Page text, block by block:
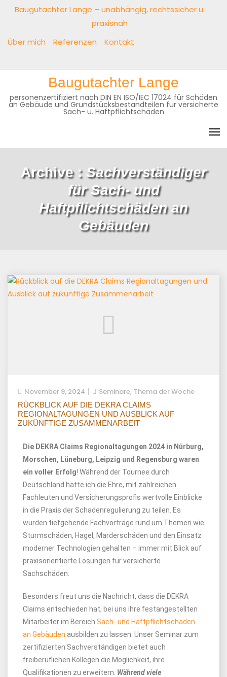
Baugutachter Lange – unabhängig, rechtssicher u.
praxisnah
Über mich
Referenzen Kontakt
Baugutachter Lange
personenzertifiziert nach DIN EN ISO/IEC 17024 für Schäden
an Gebäude und Grundstücksbestandteilen für versicherte
Sach- u. Haftpflichtschäden
Archive : Sachverständiger
für Sach- und
Haftpflichtschäden an
Gebäuden
November 9, 2024 Seminare, Thema der Woche
RÜCKBLICK AUF DIE DEKRA CLAIMS
REGIONALTAGUNGEN UND AUSBLICK AUF
ZUKÜNFTIGE ZUSAMMENARBEIT
Die DEKRA Claims Regionaltagungen 2024 in Nürburg,
Morschen, Lüneburg, Leipzig und Regensburg waren
ein voller Erfolg! Während der Tournee durch
Deutschland hatte ich die Ehre, mit zahlreichen
Fachleuten und Versicherungsprofis wertvolle Einblicke
in die Praxis der Schadenregulierung zu teilen. Es
wurden tiefgehende Fachvorträge rund um Themen wie
Sturmschäden, Hagel, Marderschäden und den Einsatz
moderner Technologien gehalten – immer mit Blick auf
praxisorientierte Lösungen für versicherte
Sachschäden.
Besonders freut uns die Nachricht, dass die DEKRA
Claims entschieden hat, bei uns ihre festangestellten
Mitarbeiter im Bereich Sach- und Haftpflichtschäden
an Gebäuden ausbilden zu lassen. Unser Seminar zum
zertifizierten Sachverständigen bietet auch
freiberuflichen Kollegen die Möglichkeit, ihre
Qualifikationen zu erweitern. Während viele